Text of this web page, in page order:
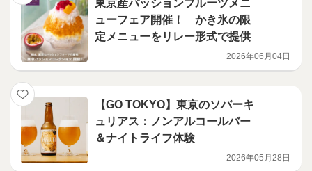
東京産パッションフルーツメニ
ューフェア開催！ かき氷の限
定メニューをリレー形式で提供
2026年06月04日
【GO TOKYO】東京のソバーキ
ュリアス：ノンアルコールバー
＆ナイトライフ体験
2026年05月28日